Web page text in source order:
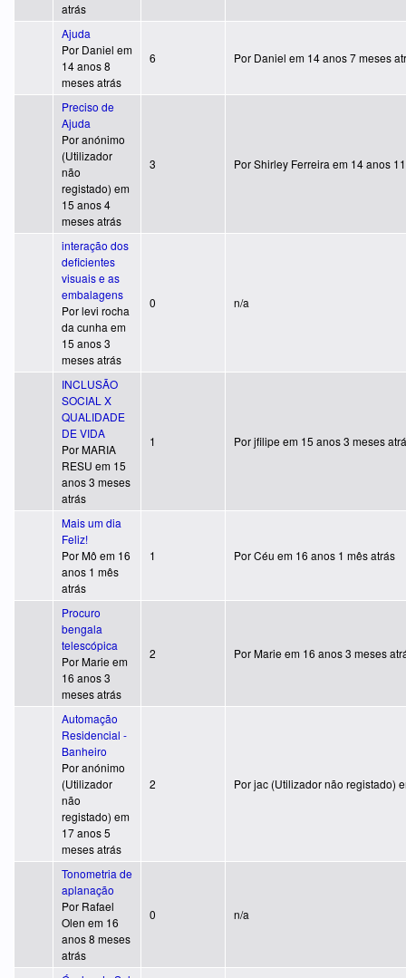
atrás
Tópico quente
Ajuda
Por Daniel em
14 anos 8
meses atrás
6 Por Daniel em 14 anos 7 meses
Tópico normal
Preciso de
Ajuda
Poranónimo
(Utilizador
não
registado) em
15 anos 4
meses atrás
3 PorShirley Ferreira em 14 anos
Tópico normal
interação dos
deficientes
visuais e as
embalagens
Porlevi rocha
da cunha em
15 anos 3
meses atrás
0 n/a
Tópico normal
INCLUSÃO
SOCIAL X
QUALIDADE
DE VIDA
PorMARIA
RESU em 15
anos 3 meses
atrás
1 Porjfilipe em 15 anos 3 meses
Tópico normal
Mais um dia
Feliz!
PorMô em 16
anos 1 mês
atrás
1 PorCéu em 16 anos 1 mês atrás
Tópico normal
Procuro
bengala
telescópica
PorMarie em
16 anos 3
meses atrás
2 PorMarie em 16 anos 3 meses
Tópico normal
Automação
Residencial -
Banheiro
Poranónimo
(Utilizador
não
registado) em
17 anos 5
meses atrás
2 Porjac (Utilizador não registado)
Tópico normal
Tonometria de
aplanação
Por Rafael
Olen em 16
anos 8 meses
atrás
0 n/a